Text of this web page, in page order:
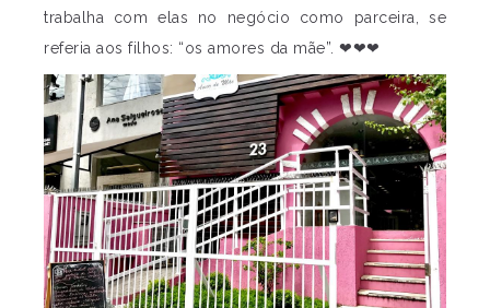
trabalha com elas no negócio como parceira, se
referia aos filhos: “os amores da mãe”. ❤❤❤